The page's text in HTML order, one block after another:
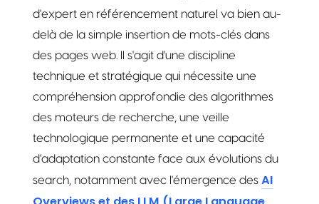
d'expert en référencement naturel va bien au-
delà de la simple insertion de mots-clés dans
des pages web. Il s'agit d'une discipline
technique et stratégique qui nécessite une
compréhension approfondie des algorithmes
des moteurs de recherche, une veille
technologique permanente et une capacité
d'adaptation constante face aux évolutions du
search, notamment avec l'émergence des AI